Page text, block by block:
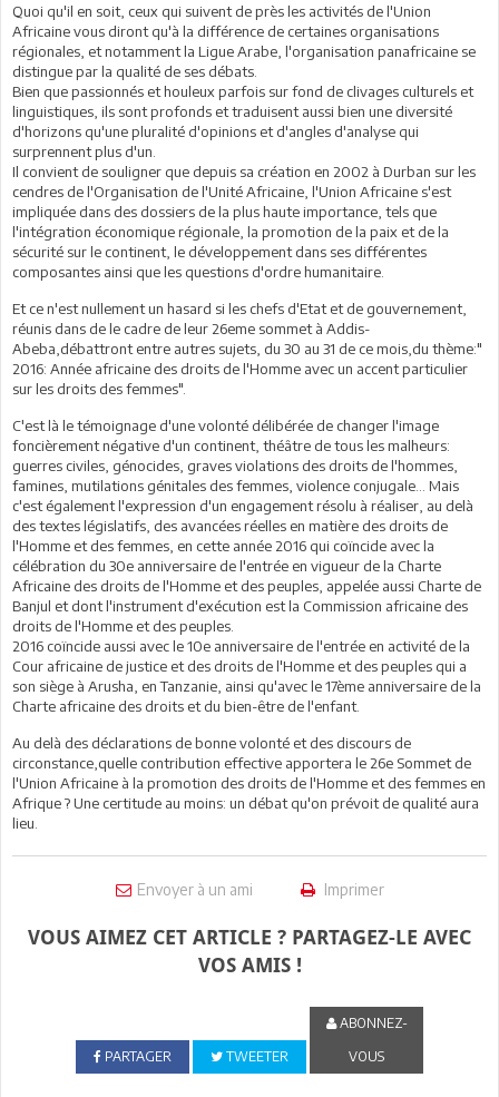
Quoi qu'il en soit, ceux qui suivent de près les activités de l'Union
Africaine vous diront qu'à la différence de certaines organisations
régionales, et notamment la Ligue Arabe, l'organisation panafricaine se
distingue par la qualité de ses débats.
Bien que passionnés et houleux parfois sur fond de clivages culturels et
linguistiques, ils sont profonds et traduisent aussi bien une diversité
d'horizons qu'une pluralité d'opinions et d'angles d'analyse qui
surprennent plus d'un.
Il convient de souligner que depuis sa création en 2002 à Durban sur les
cendres de l'Organisation de l'Unité Africaine, l'Union Africaine s'est
impliquée dans des dossiers de la plus haute importance, tels que
l'intégration économique régionale, la promotion de la paix et de la
sécurité sur le continent, le développement dans ses différentes
composantes ainsi que les questions d'ordre humanitaire.
Et ce n'est nullement un hasard si les chefs d'Etat et de gouvernement,
réunis dans de le cadre de leur 26eme sommet à Addis-
Abeba,débattront entre autres sujets, du 30 au 31 de ce mois,du thème:"
2016: Année africaine des droits de l'Homme avec un accent particulier
sur les droits des femmes".
C'est là le témoignage d'une volonté délibérée de changer l'image
foncièrement négative d'un continent, théâtre de tous les malheurs:
guerres civiles, génocides, graves violations des droits de l'hommes,
famines, mutilations génitales des femmes, violence conjugale... Mais
c'est également l'expression d'un engagement résolu à réaliser, au delà
des textes législatifs, des avancées réelles en matière des droits de
l'Homme et des femmes, en cette année 2016 qui coïncide avec la
célébration du 30e anniversaire de l'entrée en vigueur de la Charte
Africaine des droits de l'Homme et des peuples, appelée aussi Charte de
Banjul et dont l'instrument d'exécution est la Commission africaine des
droits de l'Homme et des peuples.
2016 coïncide aussi avec le 10e anniversaire de l'entrée en activité de la
Cour africaine de justice et des droits de l'Homme et des peuples qui a
son siège à Arusha, en Tanzanie, ainsi qu'avec le 17ème anniversaire de la
Charte africaine des droits et du bien-être de l'enfant.
Au delà des déclarations de bonne volonté et des discours de
circonstance,quelle contribution effective apportera le 26e Sommet de
l'Union Africaine à la promotion des droits de l'Homme et des femmes en
Afrique ? Une certitude au moins: un débat qu'on prévoit de qualité aura
lieu.
Envoyer à un ami Imprimer
VOUS AIMEZ CET ARTICLE ? PARTAGEZ-LE AVEC
VOS AMIS !
PARTAGER TWEETER
ABONNEZ-
VOUS